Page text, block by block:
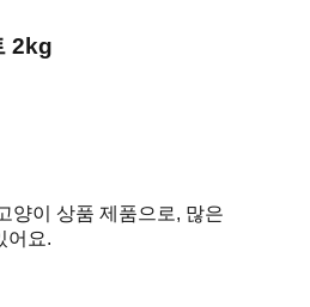
2kg
양이 상품 제품으로, 많은
어요.